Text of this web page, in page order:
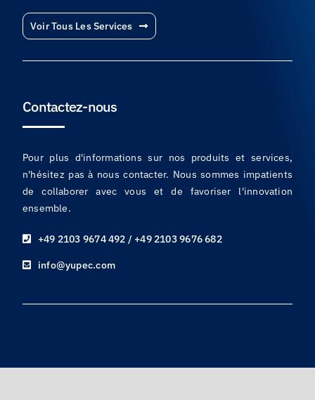
Voir Tous Les Services
Contactez-nous
Pour plus d'informations sur nos produits et services,
n'hésitez pas à nous contacter. Nous sommes impatients
de collaborer avec vous et de favoriser l'innovation
ensemble.
+49 2103 9674 492 / +49 2103 9676 682
info@yupec.com